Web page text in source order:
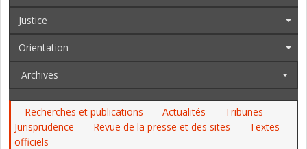
Justice
Orientation
Archives
Recherches et publications Actualités
Tribunes
Jurisprudence
Revue de la presse et des sites
Textes
officiels